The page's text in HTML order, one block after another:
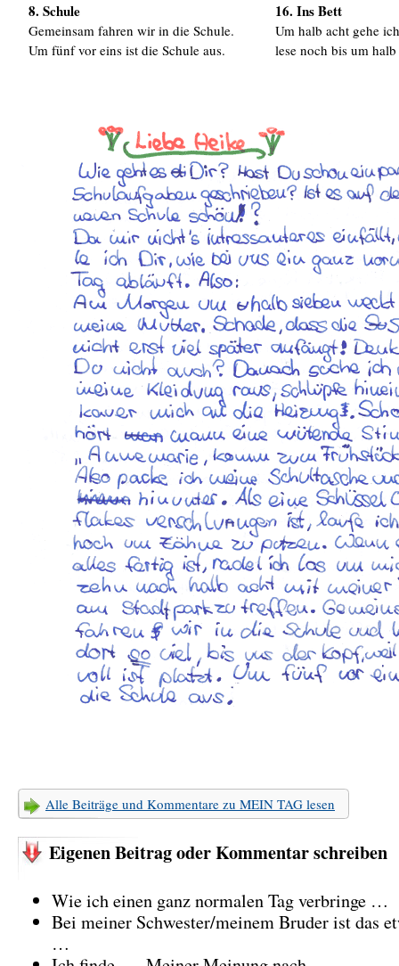
8. Schule
Gemeinsam fahren wir in die Schule.
Um fünf vor eins ist die Schule aus.
16. Ins Bett
Um halb acht gehe
lese noch bis um
Alle Beiträge und Kommentare zu MEIN TAG lesen
Eigenen Beitrag oder Kommentar schreiben
Wie ich einen ganz normalen Tag verbringe …
Bei meiner Schwester/meinem Bruder ist das
…